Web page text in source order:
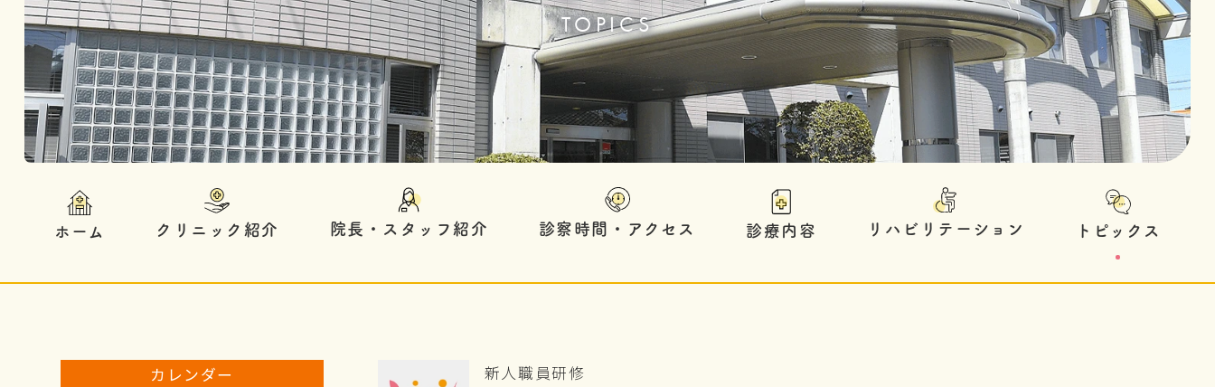
TOPICS
ホーム クリニック紹介 院長・スタッフ紹介 診察時間・アクセス 診療内容 リハビリテーション トピックス
新人職員研修
カレンダー